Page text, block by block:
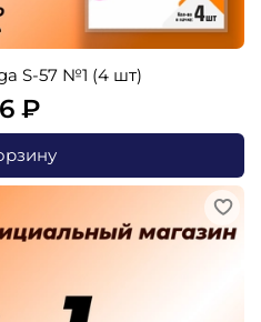
S-57 №1 (4 шт)
₽